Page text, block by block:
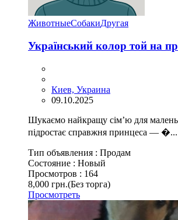
ЖивотныеСобакиДругая
Український колор той на
Киев, Украина
09.10.2025
Шукаємо найкращу сім’ю для
підростає справжня принцеса — �...
Тип объявления : Продам
Состояние : Новый
Просмотров : 164
8,000 грн.(Без торга)
Просмотреть